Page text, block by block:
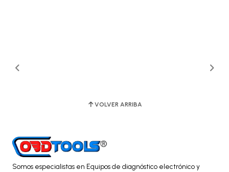
VOLVER ARRIBA
Somos especialistas en Equipos de diagnóstico electrónico y